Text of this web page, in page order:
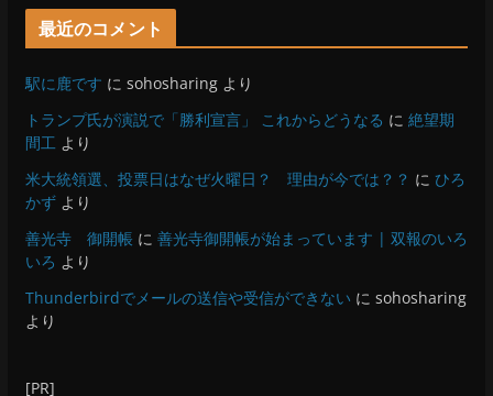
最近のコメント
駅に鹿です に sohosharingより
トランプ氏が演説で「勝利宣言」 これからどうなる に 絶望期
間工 より
米大統領選、投票日はなぜ火曜日？ 理由が今では？？ に ひろ
かずより
善光寺 御開帳 に 善光寺御開帳が始まっています | 双報のいろ
いろ より
Thunderbirdでメールの送信や受信ができない に sohosharing
より
[PR]